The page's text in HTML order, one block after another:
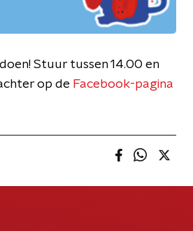
Stuur tussen 14.00 en
op de Facebook-pagina